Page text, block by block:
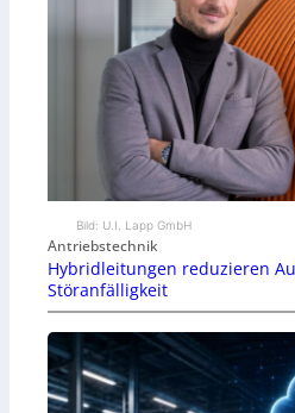
Bild: U.I. Lapp GmbH
Antriebstechnik
Hybridleitungen reduzieren
Störanfälligkeit